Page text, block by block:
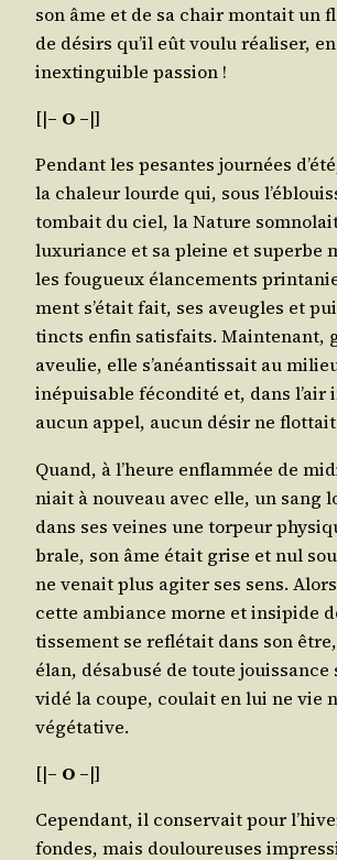
son âme et de sa chair mon­tait un
de dési­rs qu’il eût vou­lu réa­li­ser,
inex­tin­guible passion !
[|– O –|]
Pen­dant les pesantes jour­nées
la cha­leur lourde qui, sous
tom­bait du ciel, la Nature
luxu­riance et sa pleine et superbe
les fou­gueux élan­ce­ments
ment s’é­tait fait, ses aveugles et
tincts enfin satis­faits. Main­te­nant,
aveu­lie, elle s’a­néan­tis­sait au
inépui­sable fécon­di­té et, dans l’air
aucun appel, aucun désir ne
Quand, à l’heure enflam­mée de
niait à nou­veau avec elle, un sang
dans ses veines une tor­peur
brale, son âme était grise et nul
ne venait plus agi­ter ses sens.
cette ambiance morne et insi­pide
tis­se­ment se reflé­tait dans son
élan, désa­bu­sé de toute jouis­sance
vidé la coupe, cou­lait en lui ne vie
végétative.
[|– O –|]
Cepen­dant, il conser­vait pour
fondes, mais dou­lou­reuses